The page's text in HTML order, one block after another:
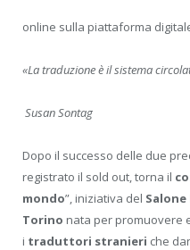
online sulla piattaforma
«La traduzione è il sistema
Susan Sontag
Dopo il successo delle due
registrato il sold out, torna il
mondo”, iniziativa del
Torino nata per promuovere
i traduttori stranieri che